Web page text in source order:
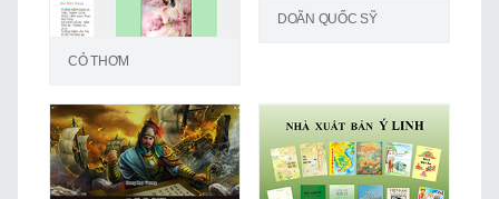
CỎ THƠM
DOÃN QUỐC SỸ